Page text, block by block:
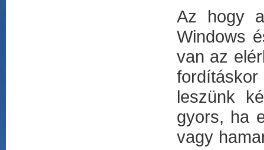
Az hogy
Windows
van az
leszünk
gyors, ha
vagy